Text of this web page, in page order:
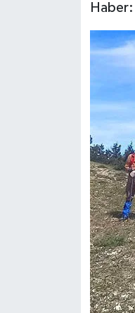
Haber: